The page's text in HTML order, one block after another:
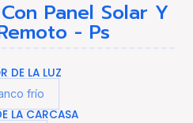
Panel Solar Y
- Ps
DE LA LUZ
frío
LA CARCASA